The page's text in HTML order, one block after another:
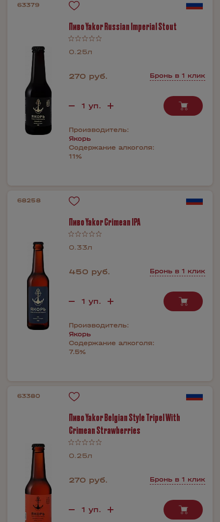
63379
Пиво Yakor Russian Imperial Stout
0.25л
270 руб. Бронь в 1 клик
Производитель:
Якорь
Содержание алкоголя:
11%
68258
Пиво Yakor Crimean IPA
0.33л
450 руб. Бронь в 1 клик
Производитель:
Якорь
Содержание алкоголя:
7.5%
63380
Пиво Yakor Belgian Style Tripel With
Crimean Strawberries
0.25л
270 руб. Бронь в 1 клик